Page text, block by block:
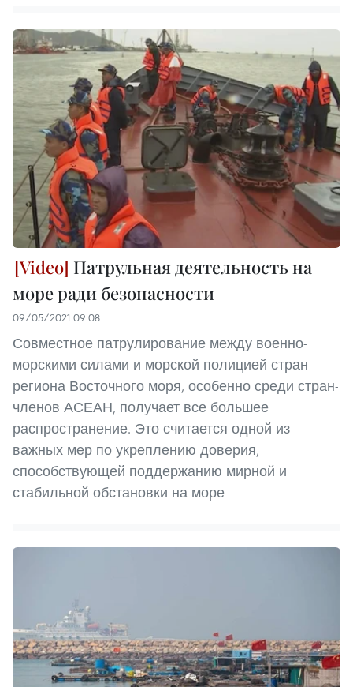
Патрульная деятельность на
море ради безопасности
09/05/2021 09:08
Совместное патрулирование между военно-
морскими силами и морской полицией стран
региона Восточного моря, особенно среди стран-
членов АСЕАН, получает все большее
распространение. Это считается одной из
важных мер по укреплению доверия,
способствующей поддержанию мирной и
стабильной обстановки на море